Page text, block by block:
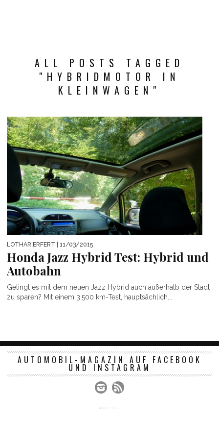
ALL POSTS TAGGED
"HYBRIDMOTOR IN
KLEINWAGEN"
LOTHAR ERFERT | 11/03/2015
Honda Jazz Hybrid Test: Hybrid und
Autobahn
Gelingt es mit dem neuen Jazz Hybrid auch außerhalb der Stadt
zu sparen? Mit einem 3.500 km-Test, hauptsächlich...
AUTOMOBIL-MAGAZIN AUF FACEBOOK
UND INSTAGRAM
ANZEIGE